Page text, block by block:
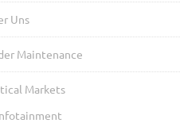
Uns
Maintenance
Markets